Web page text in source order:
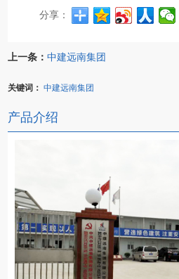
分享：
上一条：中建远南集团
关键词：中建远南集团
产品介绍